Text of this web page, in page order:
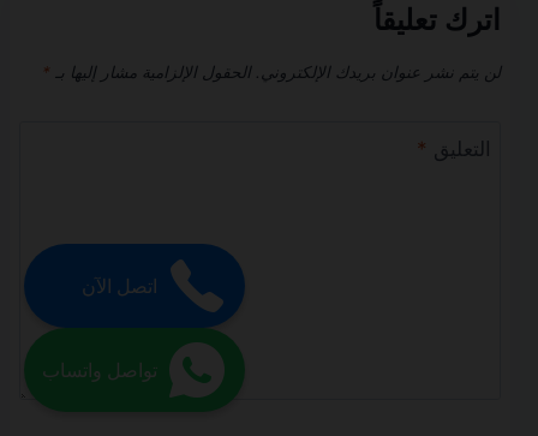
اترك تعليقاً
لن يتم نشر عنوان بريدك الإلكتروني. الحقول الإلزامية مشار إليها بـ *
التعليق *
اتصل الآن
تواصل واتساب